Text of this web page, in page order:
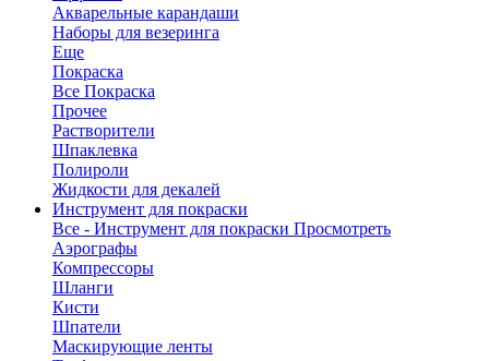
Акварельные карандаши
Наборы для везеринга
Еще
Покраска
Все Покраска
Прочее
Растворители
Шпаклевка
Полироли
Жидкости для декалей
Инструмент для покраски
Все - Инструмент для покраски Просмотреть
Аэрографы
Компрессоры
Шланги
Кисти
Шпатели
Маскирующие ленты